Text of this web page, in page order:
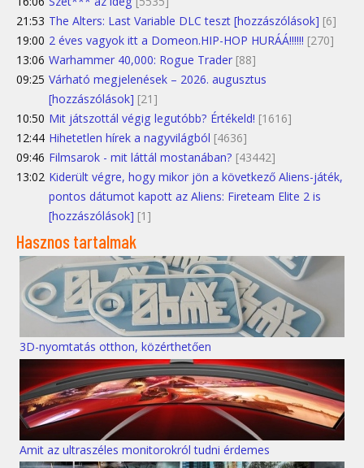
21:53 The Alters: Last Variable DLC teszt [hozzászólások] [6]
19:00 2 éves vagyok itt a Domeon.HIP-HOP HURÁÁ!!!!!! [270]
13:06 Warhammer 40,000: Rogue Trader [88]
09:25 Várható megjelenések – 2026. augusztus
[hozzászólások] [21]
10:50 Mit játszottál végig legutóbb? Értékeld! [1616]
12:44 Hihetetlen hírek a nagyvilágból [4636]
09:46 Filmsarok - mit láttál mostanában? [43442]
13:02 Kiderült végre, hogy mikor jön a következő Aliens-játék,
pontos dátumot kapott az Aliens: Fireteam Elite 2 is
[hozzászólások] [1]
Hasznos tartalmak
3D-nyomtatás otthon, közérthetően
Amit az ultraszéles monitorokról tudni érdemes